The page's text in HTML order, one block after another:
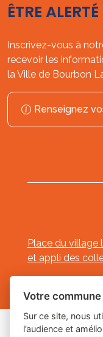
ÊTRE ALERTÉ
Inscrivez-vous à
recevoir les
la Ville de Bourbon
Renseignez
Place du village
et appli des
Mentions
Votre
Sur ce site, nous
l’audience et